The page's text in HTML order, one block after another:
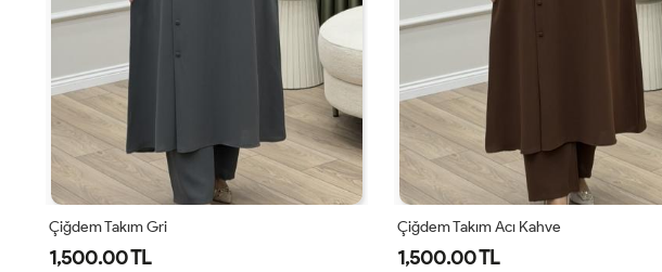
Çiğdem Takım Acı Kahve
1,500.00 TL
Çiğdem Takım Siyah
1,500.00 TL